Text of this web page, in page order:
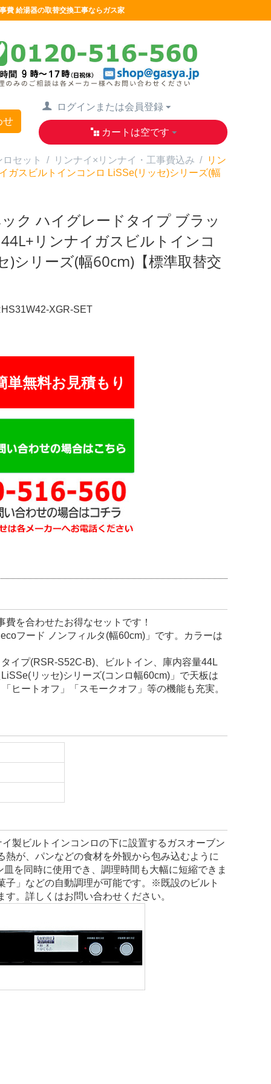
費 給湯器の取替交換工事ならガス家
せ
ログインまたは会員登録
カートは空です
セット / リンナイ×リンナイ・工事費込み /
リン
ガスビルトインコンロ LiSSe(リッセ)シリーズ(幅
ク ハイグレードタイプ ブラッ
リンナイガスビルトインコ
)シリーズ(幅60cm)【標準取替交
XGR-SET
単無料お見積もり
を合わせたお得なセットです！
フード ノンフィルタ(幅60cm)」です。カラーは
イプ(RSR-S52C-B)、ビルトイン、庫内容量44L
リッセ)シリーズ(コンロ幅60cm)」で天板は
ヒートオフ」「スモークオフ」等の機能も充実。
製ビルトインコンロの下に設置するガスオーブン
が、パンなどの食材を外観から包み込むように
を同時に使用でき、調理時間も大幅に短縮できま
子」などの自動調理が可能です。※既設のビルト
。詳しくはお問い合わせください。